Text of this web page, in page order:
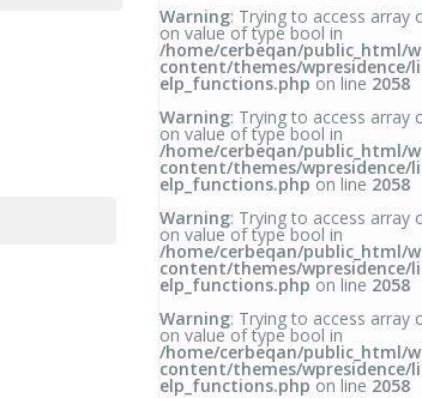
Warning: Trying to access array
on value of type bool in
/home/cerbeqan/public_html/
content/themes/wpresidence/
elp_functions.php on line 2058
Warning: Trying to access array
on value of type bool in
/home/cerbeqan/public_html/
content/themes/wpresidence/
elp_functions.php on line 2058
Warning: Trying to access array
on value of type bool in
/home/cerbeqan/public_html/
content/themes/wpresidence/
elp_functions.php on line 2058
Warning: Trying to access array
on value of type bool in
/home/cerbeqan/public_html/
content/themes/wpresidence/
elp_functions.php on line 2058